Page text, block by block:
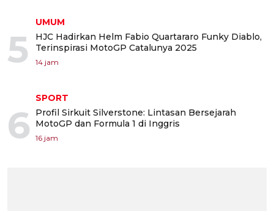
5
UMUM
HJC Hadirkan Helm Fabio Quartararo Funky Diablo,
Terinspirasi MotoGP Catalunya 2025
14 jam
6
SPORT
Profil Sirkuit Silverstone: Lintasan Bersejarah
MotoGP dan Formula 1 di Inggris
16 jam